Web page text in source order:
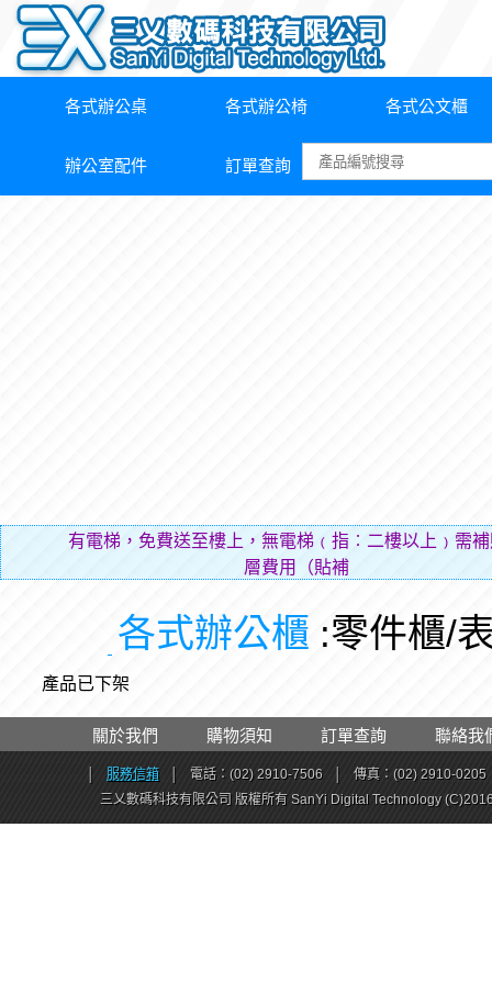
各式辦公桌 各式辦公椅 各式公文櫃
辦公室配件 訂單查詢
有電梯，免費送至樓上，無電梯﹙指︰二樓以上﹚需
層費用（貼補搬運
各式辦公櫃 :零件櫃/
產品已下架
關於我們 購物須知 訂單查詢 聯絡我
服務信箱 電話：(02) 2910-7506
傳真：(02) 2910-0205
三乂數碼科技有限公司 版權所有 SanYi Digital Technology